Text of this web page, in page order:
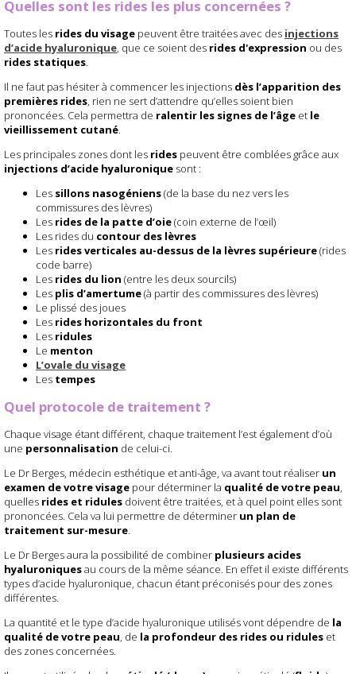
Quelles sont les rides les plus concernées ?
Toutes les rides du visage peuvent être traitées avec des injections
d’acide hyaluronique, que ce soient des rides d'expression ou des
rides statiques.
Il ne faut pas hésiter à commencer les injections dès l’apparition des
premières rides, rien ne sert d’attendre qu’elles soient bien
prononcées. Cela permettra de ralentir les signes de l’âge et le
vieillissement cutané.
Les principales zones dont les rides peuvent être comblées grâce aux
injections d’acide hyaluronique sont :
Les sillons nasogéniens(de la base du nez vers les
commissures des lèvres)
Les rides de la patte d’oie(coin externe de l’œil)
Les rides du contour des lèvres
Les rides verticales au-dessus de la lèvres supérieure(rides
code barre)
Les rides du lion (entre les deux sourcils)
Les plis d’amertume(à partir des commissures des lèvres)
Le plissé des joues
Les rides horizontales du front
Les ridules
Le menton
L’ovale du visage
Les tempes
Quel protocole de traitement ?
Chaque visage étant différent, chaque traitement l’est également d’où
une personnalisation de celui-ci.
Le Dr Berges, médecin esthétique et anti-âge, va avant tout réaliser un
examen de votre visage pour déterminer la qualité de votre peau,
quelles rides et ridules doivent être traitées, et à quel point elles sont
prononcées. Cela va lui permettre de déterminer un plan de
traitement sur-mesure.
Le Dr Berges aura la possibilité de combiner plusieurs acides
hyaluroniquesau cours de la même séance. En effet il existe différents
types d’acide hyaluronique, chacun étant préconisés pour des zones
différentes.
La quantité et le type d’acide hyaluronique utilisés vont dépendre de la
qualité de votre peau, de la profondeur des rides ou ridules et
des zones concernées.